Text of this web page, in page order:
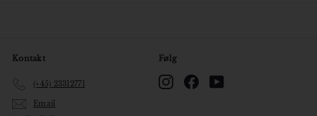
Kontakt
(+45) 23312771
Email
Følg
InstagramFacebook